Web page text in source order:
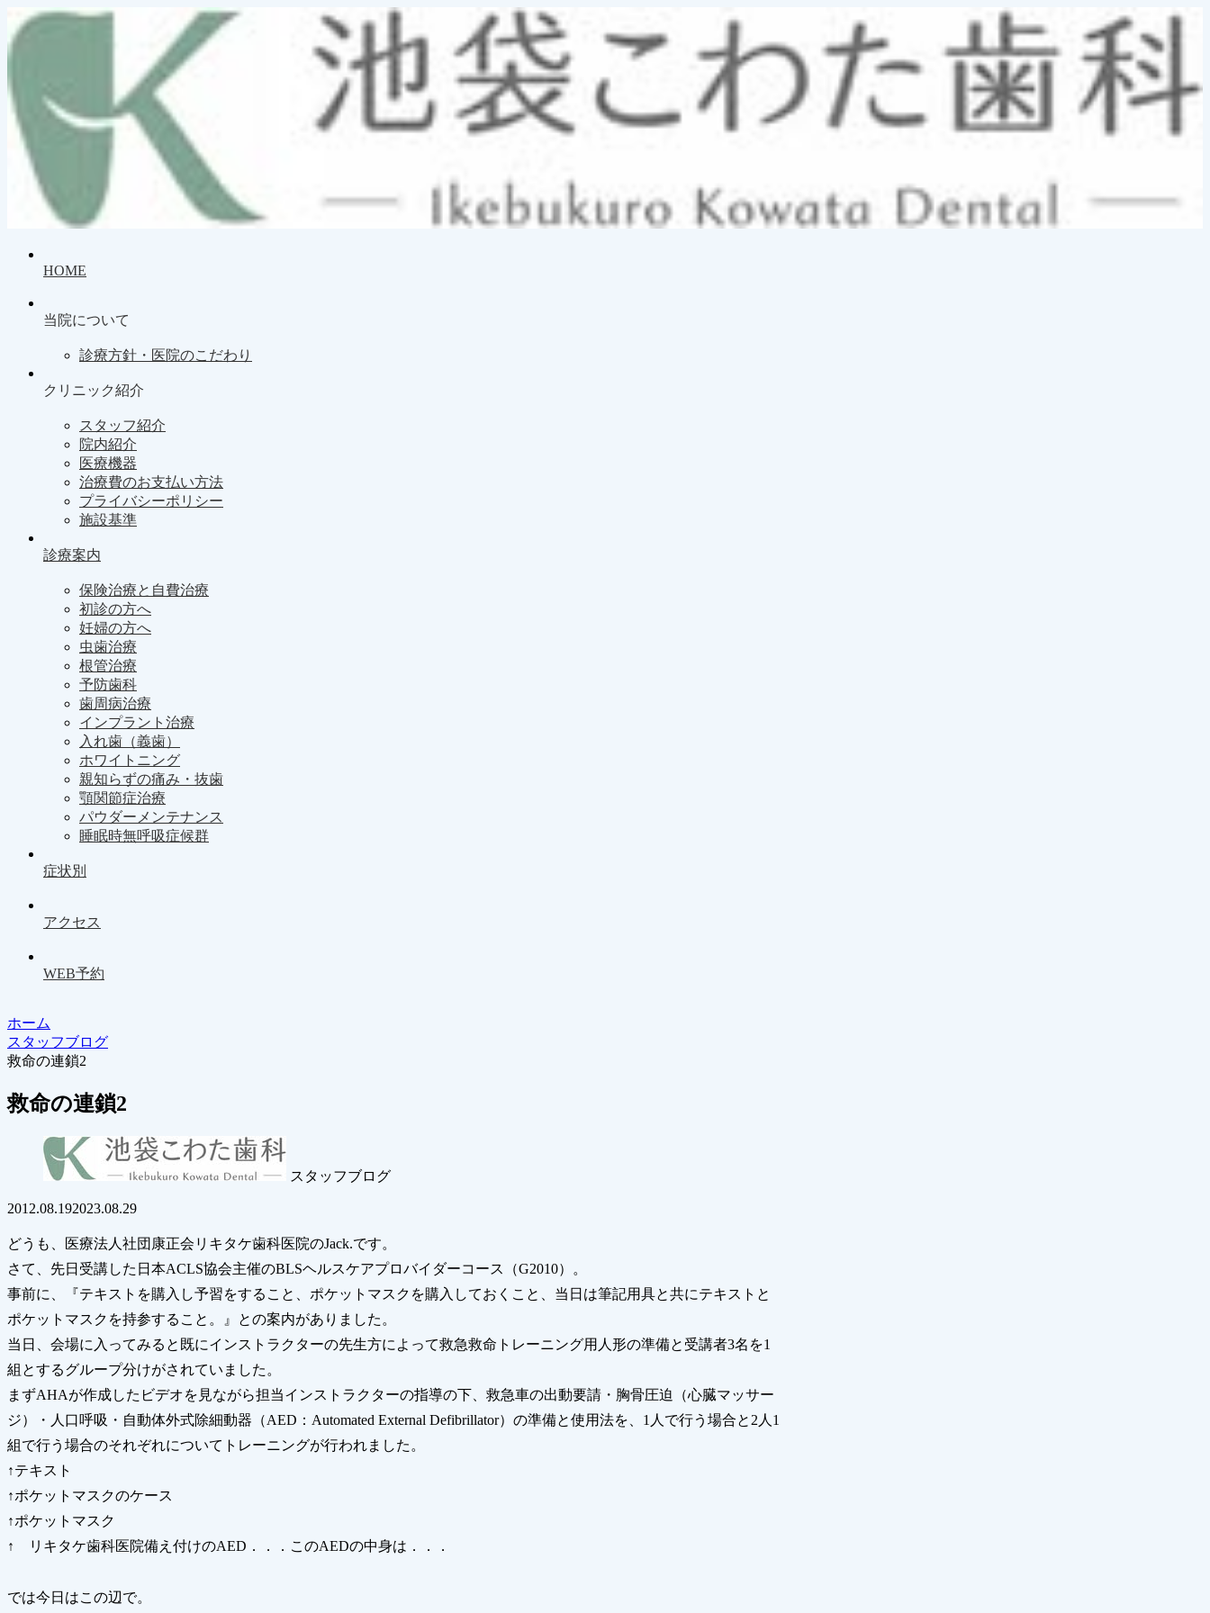
HOME
当院について
診療方針・医院のこだわり
クリニック紹介
スタッフ紹介
院内紹介
医療機器
治療費のお支払い方法
プライバシーポリシー
施設基準
診療案内
保険治療と自費治療
初診の方へ
妊婦の方へ
虫歯治療
根管治療
予防歯科
歯周病治療
インプラント治療
入れ歯（義歯）
ホワイトニング
親知らずの痛み・抜歯
顎関節症治療
パウダーメンテナンス
睡眠時無呼吸症候群
症状別
アクセス
WEB予約
ホーム
スタッフブログ
救命の連鎖2
救命の連鎖2
スタッフブログ
2012.08.192023.08.29
どうも、医療法人社団康正会リキタケ歯科医院のJack.です。
さて、先日受講した日本ACLS協会主催のBLSヘルスケアプロバイダーコース（G2010）。
事前に、『テキストを購入し予習をすること、ポケットマスクを購入しておくこと、当日は筆記用具と共にテキストと
ポケットマスクを持参すること。』との案内がありました。
当日、会場に入ってみると既にインストラクターの先生方によって救急救命トレーニング用人形の準備と受講者3名を1
組とするグループ分けがされていました。
まずAHAが作成したビデオを見ながら担当インストラクターの指導の下、救急車の出動要請・胸骨圧迫（心臓マッサー
ジ）・人口呼吸・自動体外式除細動器（AED：Automated External Defibrillator）の準備と使用法を、1人で行う場合と2人1
組で行う場合のそれぞれについてトレーニングが行われました。
↑テキスト
↑ポケットマスクのケース
↑ポケットマスク
↑ リキタケ歯科医院備え付けのAED．．．このAEDの中身は．．．
では今日はこの辺で。